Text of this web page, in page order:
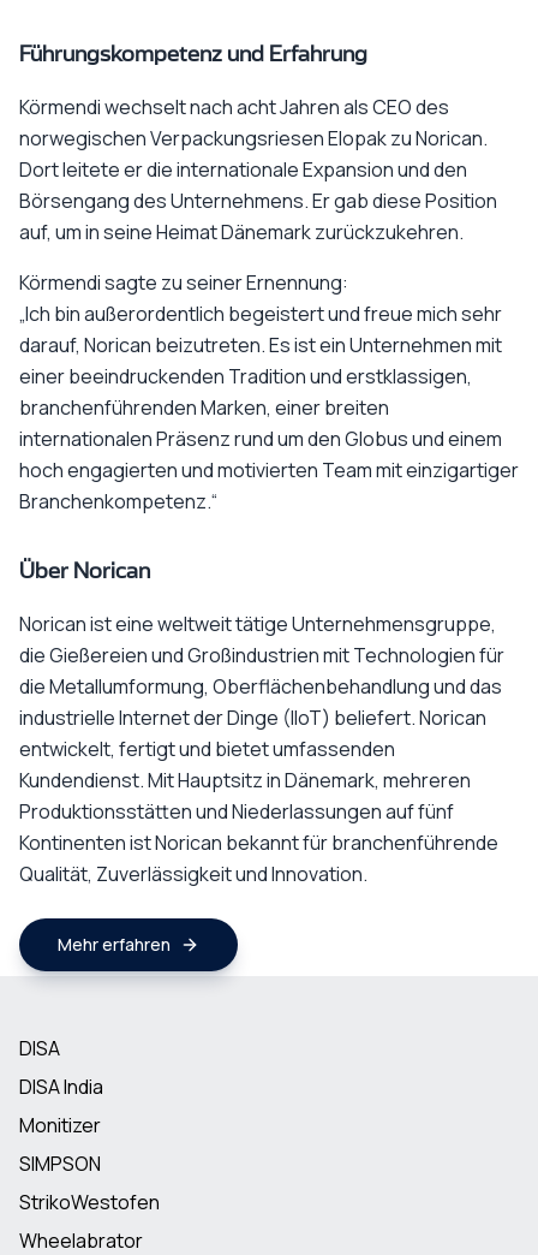
Führungskompetenz und Erfahrung
Körmendi wechselt nach acht Jahren als CEO des
norwegischen Verpackungsriesen Elopak zu Norican.
Dort leitete er die internationale Expansion und den
Börsengang des Unternehmens. Er gab diese Position
auf, um in seine Heimat Dänemark zurückzukehren.
Körmendi sagte zu seiner Ernennung:
„Ich bin außerordentlich begeistert und freue mich sehr
darauf, Norican beizutreten. Es ist ein Unternehmen mit
einer beeindruckenden Tradition und erstklassigen,
branchenführenden Marken, einer breiten
internationalen Präsenz rund um den Globus und einem
hoch engagierten und motivierten Team mit einzigartiger
Branchenkompetenz.“
Über Norican
Norican ist eine weltweit tätige Unternehmensgruppe,
die Gießereien und Großindustrien mit Technologien für
die Metallumformung, Oberflächenbehandlung und das
industrielle Internet der Dinge (IIoT) beliefert. Norican
entwickelt, fertigt und bietet umfassenden
Kundendienst. Mit Hauptsitz in Dänemark, mehreren
Produktionsstätten und Niederlassungen auf fünf
Kontinenten ist Norican bekannt für branchenführende
Qualität, Zuverlässigkeit und Innovation.
Mehr erfahren
DISA
DISA India
Monitizer
SIMPSON
StrikoWestofen
Wheelabrator